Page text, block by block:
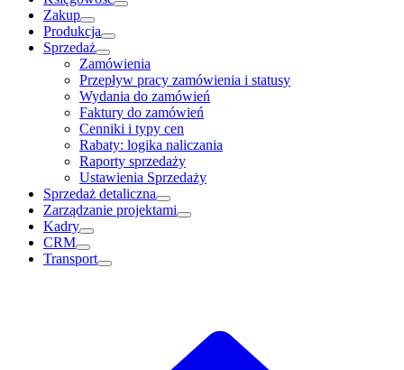
Zakup
Produkcja
Sprzedaż
Zamówienia
Przepływ pracy zamówienia i statusy
Wydania do zamówień
Faktury do zamówień
Cenniki i typy cen
Rabaty: logika naliczania
Raporty sprzedaży
Ustawienia Sprzedaży
Sprzedaż detaliczna
Zarządzanie projektami
Kadry
CRM
Transport